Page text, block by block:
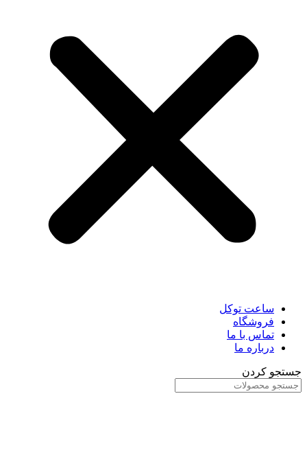
ساعت توکل
فروشگاه
تماس با ما
درباره ما
جستجو کردن